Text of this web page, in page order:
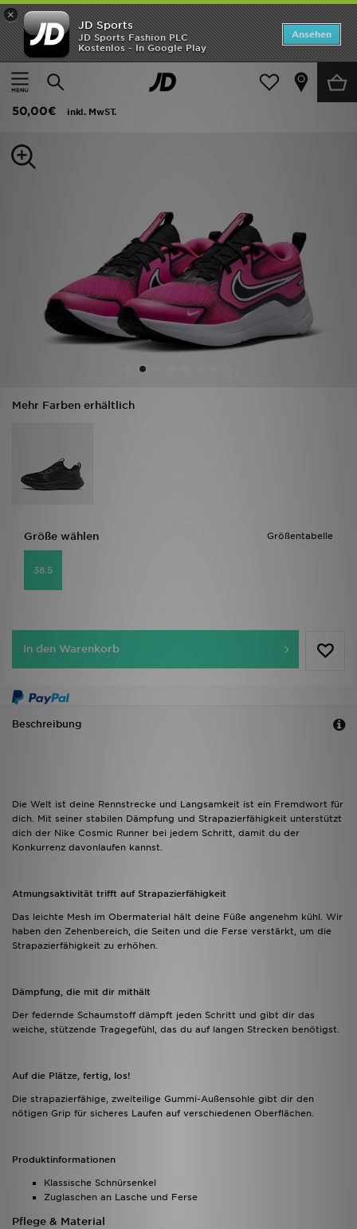
×
JD Sports
JD Sports Fashion PLC
Kostenlos - In Google Play
Ansehen
Home
Kinder Schuhe Jugendliche (Gr. 36-38.5) Laufschuhe
Nike Cosmic Runner Junior
50,00€
inkl. MwST.
Mehr Farben erhältlich
Größentabelle
Größe wählen
38.5
In den Warenkorb
Beschreibung
Die Welt ist deine Rennstrecke und Langsamkeit ist ein Fremdwort für
dich. Mit seiner stabilen Dämpfung und Strapazierfähigkeit unterstützt
dich der Nike Cosmic Runner bei jedem Schritt, damit du der
Konkurrenz davonlaufen kannst.
Atmungsaktivität trifft auf Strapazierfähigkeit
Das leichte Mesh im Obermaterial hält deine Füße angenehm kühl. Wir
haben den Zehenbereich, die Seiten und die Ferse verstärkt, um die
Strapazierfähigkeit zu erhöhen.
Dämpfung, die mit dir mithält
Der federnde Schaumstoff dämpft jeden Schritt und gibt dir das
weiche, stützende Tragegefühl, das du auf langen Strecken benötigst.
Auf die Plätze, fertig, los!
Die strapazierfähige, zweiteilige Gummi-Außensohle gibt dir den
nötigen Grip für sicheres Laufen auf verschiedenen Oberflächen.
Produktinformationen
Klassische Schnürsenkel
Zuglaschen an Lasche und Ferse
Pflege & Material
ANGEBOTE
Neuheiten
Kinder
Sport
Hilfe & Kontakt
Studenten
Blog